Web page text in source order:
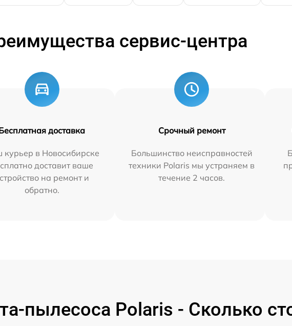
сервис-центра
доставка
курьер в Новосибирске
доставит ваше
на ремонт и
обратно.
Срочный ремонт
Большинство неисправностей
техники Polaris мы устраняем в
течение 2 часов.
пылесоса Polaris - Сколько